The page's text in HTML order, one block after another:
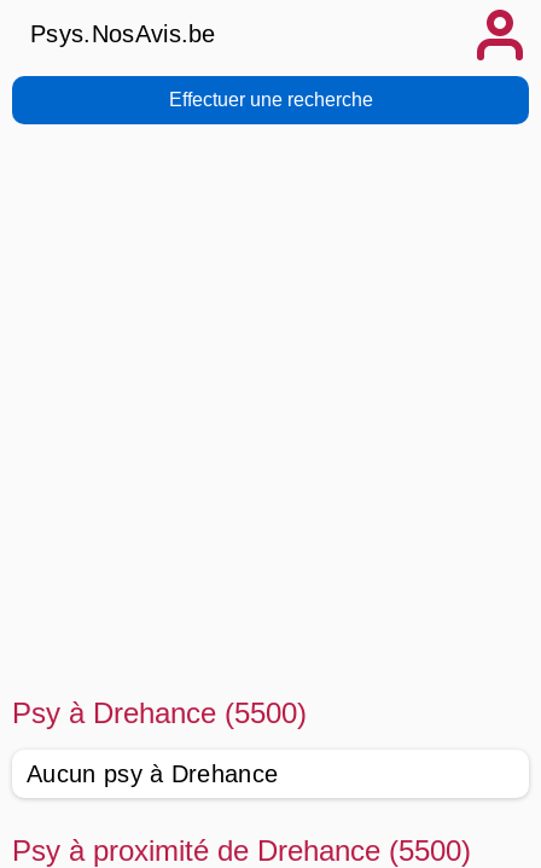
Psys.NosAvis.be
Effectuer une recherche
Psy à Drehance (5500)
Aucun psy à Drehance
Psy à proximité de Drehance (5500)